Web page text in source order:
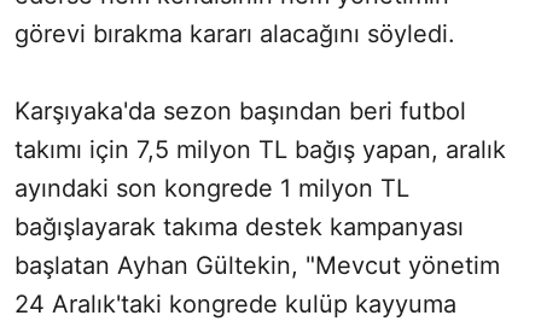
görevi bırakma kararı alacağını söyledi.
Karşıyaka'da sezon başından beri futbol
takımı için 7,5 milyon TL bağış yapan, aralık
ayındaki son kongrede 1 milyon TL
bağışlayarak takıma destek kampanyası
başlatan Ayhan Gültekin, "Mevcut yönetim
24 Aralık'taki kongrede kulüp kayyuma